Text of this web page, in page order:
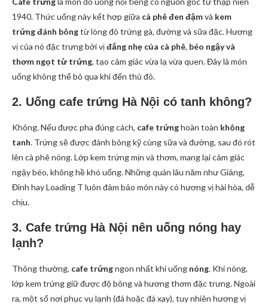
1940. Thức uống này kết hợp giữa cà phê đen đậmvà kem
trứng đánh bôngtừ lòng đỏ trứng gà, đường và sữa đặc. Hương
vị của nó đặc trưng bởi vịđắng nhẹ của cà phê, béo ngậy và
thơm ngọt từ trứng, tạo cảm giác vừa lạ vừa quen. Đây là món
uống không thể bỏ qua khi đến thủ đô.
2. Uống cafe trứng Hà Nội có tanh không?
Không. Nếu được pha đúng cách, cafe trứnghoàn toàn không
tanh. Trứng sẽ được đánh bông kỹ cùng sữa và đường, sau đó rót
lên cà phê nóng. Lớp kem trứng mịn và thơm, mang lại cảm giác
ngậy béo, không hề khó uống. Những quán lâu năm như Giảng,
Đinh hay Loading T luôn đảm bảo món này có hương vị hài hòa, dễ
chịu.
3. Cafe trứng Hà Nội nên uống nóng hay
lạnh?
Thông thường, cafe trứngngon nhất khi uống nóng. Khi nóng,
lớp kem trứng giữ được độ bông và hương thơm đặc trưng. Ngoài
ra, một số nơi phục vụ lạnh (đá hoặc đá xay), tuy nhiên hương vị